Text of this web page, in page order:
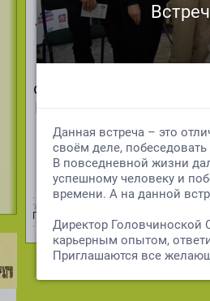
ПРАЗДНИЧНЫЙ
Уважаемые
праздником! В
поблагодарить
отвагу, доблесть,
Пусть безопасными
— плечо
убеждений.
ссылка:https://
Просмотров: